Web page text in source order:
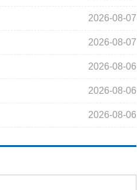
2026-08-07
2026-08-07
2026-08-06
2026-08-06
2026-08-06